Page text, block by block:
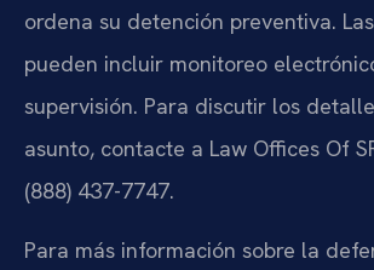
ordena su detención preventiva.
pueden incluir monitoreo
supervisión. Para discutir los
asunto, contacte a Law Offices Of
(888) 437-7747.
Para más información sobre la